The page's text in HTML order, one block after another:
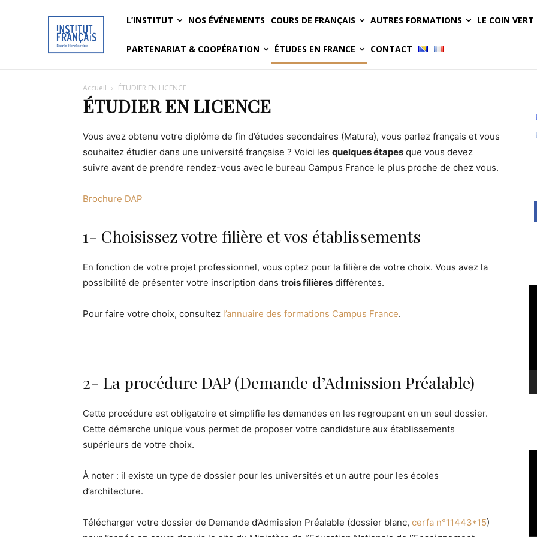
L’INSTITUT NOS ÉVÉNEMENTS COURS DE FRANÇAIS AUTRES FORMATIONS LE COIN VERT
PARTENARIAT & COOPÉRATION ÉTUDES EN FRANCE CONTACT
Accueil ÉTUDIER EN LICENCE
ÉTUDIER EN LICENCE
Vous avez obtenu votre diplôme de fin d’études secondaires (Matura), vous parlez français et vous
souhaitez étudier dans une université française ? Voici les quelques étapes que vous devez
suivre avant de prendre rendez-vous avec le bureau Campus France le plus proche de chez vous.
Brochure DAP
1- Choisissez votre filière et vos établissements
En fonction de votre projet professionnel, vous optez pour la filière de votre choix. Vous avez la
possibilité de présenter votre inscription dans trois filières différentes.
Pour faire votre choix, consultez l’annuaire des formations Campus France.
2- La procédure DAP (Demande d’Admission Préalable)
Cette procédure est obligatoire et simplifie les demandes en les regroupant en un seul dossier.
Cette démarche unique vous permet de proposer votre candidature aux établissements
supérieurs de votre choix.
À noter : il existe un type de dossier pour les universités et un autre pour les écoles
d’architecture.
Télécharger votre dossier de Demande d’Admission Préalable (dossier blanc, cerfa n°11443*15)